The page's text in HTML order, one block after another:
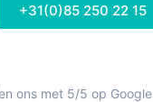
+31(0)85 250 22 15
ons met 5/5 op Google